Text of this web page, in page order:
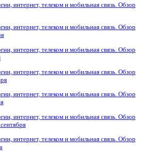
интернет, телеком и мобильная связь. Обзор
интернет, телеком и мобильная связь. Обзор
интернет, телеком и мобильная связь. Обзор
интернет, телеком и мобильная связь. Обзор
интернет, телеком и мобильная связь. Обзор
интернет, телеком и мобильная связь. Обзор
интернет, телеком и мобильная связь. Обзор